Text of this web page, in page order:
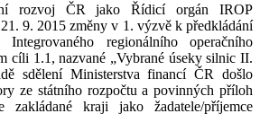
rozvoj ČR jako Řídicí orgán IROP
9. 2015 změny v 1. výzvě k předkládání
regionálního operačního
cíli 1.1, nazvané „Vybrané úseky silnic II.
sdělení Ministerstva financí ČR došlo
ze státního rozpočtu a povinných příloh
zakládané kraji jako žadatele/příjemce